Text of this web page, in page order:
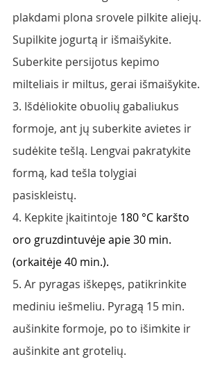
plakdami plona srovele pilkite aliejų.
Supilkite jogurtą ir išmaišykite.
Suberkite persijotus kepimo
milteliais ir miltus, gerai išmaišykite.
3. Išdėliokite obuolių gabaliukus
formoje, ant jų suberkite avietes ir
sudėkite tešlą. Lengvai pakratykite
formą, kad tešla tolygiai
pasiskleistų.
4. Kepkite įkaitintoje 180 °C karšto
oro gruzdintuvėje apie 30 min.
(orkaitėje 40 min.).
5. Ar pyragas iškepęs, patikrinkite
mediniu iešmeliu. Pyragą 15 min.
aušinkite formoje, po to išimkite ir
aušinkite ant grotelių.